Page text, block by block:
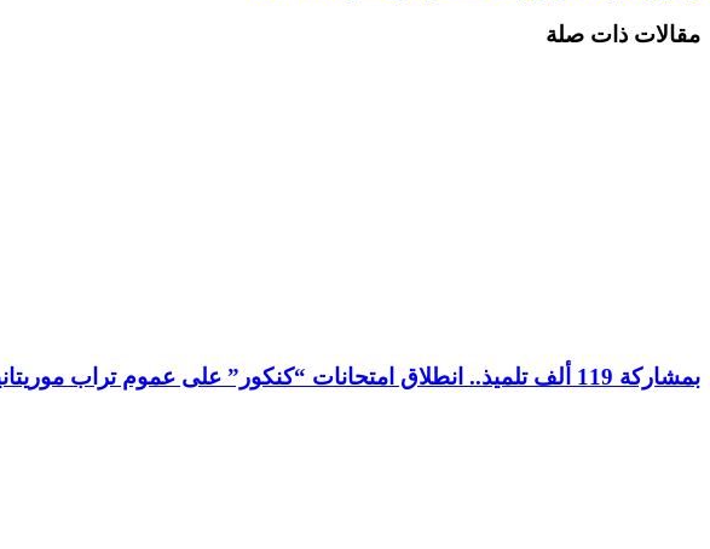
مقالات ذات صلة
بمشاركة 119 ألف تلميذ.. انطلاق امتحانات “كنكور” على عموم تراب موريتانيا